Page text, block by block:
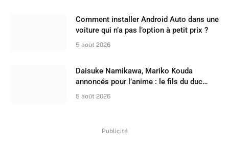
Comment installer Android Auto dans une
voiture qui n’a pas l’option à petit prix ?
5 août 2026
Daisuke Namikawa, Mariko Kouda
annoncés pour l’anime : le fils du duc
feint l’indifférence
5 août 2026
Publicité